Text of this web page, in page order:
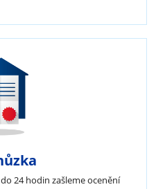
24 hodin zašleme ocenění